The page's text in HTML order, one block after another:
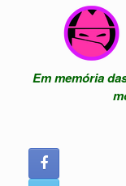
Em memória